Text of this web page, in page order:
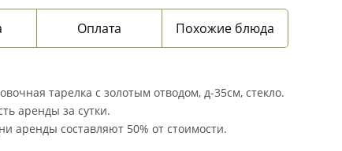
Оплата Похожие блюда
тарелка с золотым отводом, д-35см, стекло.
аренды за сутки.
аренды составляют 50% от стоимости.